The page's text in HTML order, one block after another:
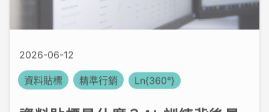
資料貼標是什麼？AI 訓練背後最
關鍵的一步